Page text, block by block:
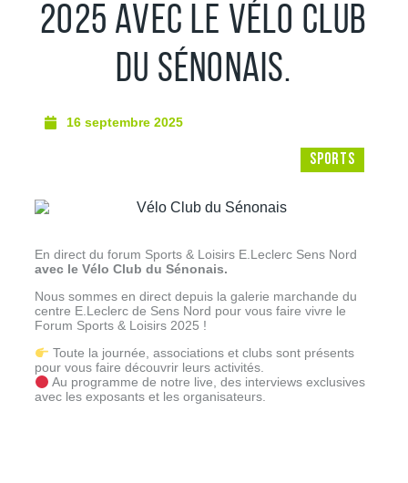
2025 AVEC LE VÉLO CLUB
DU SÉNONAIS.
16 septembre 2025
SPORTS
En direct du forum Sports & Loisirs E.Leclerc Sens Nord
avec le Vélo Club du Sénonais.
Nous sommes en direct depuis la galerie marchande du
centre E.Leclerc de Sens Nord pour vous faire vivre le
Forum Sports & Loisirs 2025 !
Toute la journée, associations et clubs sont présents
pour vous faire découvrir leurs activités.
Au programme de notre live, des interviews exclusives
avec les exposants et les organisateurs.